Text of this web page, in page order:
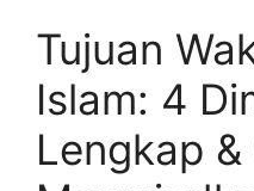
Tujuan
Islam: 4
Lengkap &